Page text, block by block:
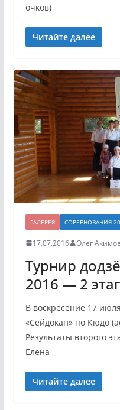
очков)
Читайте далее
ГАЛЕРЕЯ СОРЕВНОВАНИЯ
17.07.2016 Олег
Турнир
2016 — 2
В воскресение 17
«Сейдокан» по Кюдо
Результаты второго
Елена
Читайте далее